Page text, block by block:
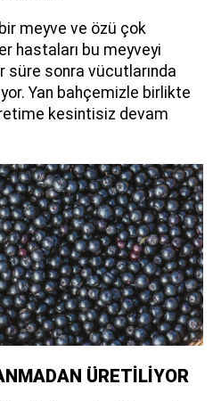
meyve ve özü çok
hastaları bu meyveyi
sonra vücutlarında
Yan bahçemizle birlikte
kesintisiz devam
ÜRETİLİYOR